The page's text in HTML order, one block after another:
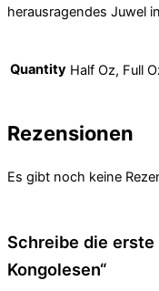
herausragendes Juwel
Quantity Half Oz, Full
Rezensionen
Es gibt noch keine
Schreibe die erste
Kongolesen“